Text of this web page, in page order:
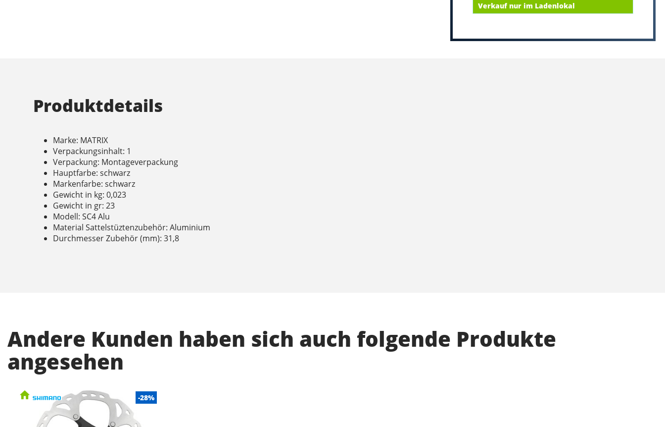
Verkauf nur im Ladenlokal
Produktdetails
Marke: MATRIX
Verpackungsinhalt: 1
Verpackung: Montageverpackung
Hauptfarbe: schwarz
Markenfarbe: schwarz
Gewicht in kg: 0,023
Gewicht in gr: 23
Modell: SC4 Alu
Material Sattelstüztenzubehör: Aluminium
Durchmesser Zubehör (mm): 31,8
Andere Kunden haben sich auch folgende Produkte
angesehen
-28%